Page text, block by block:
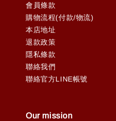
會員條款
購物流程(付款/物流)
本店地址
退款政策
隱私條款
聯絡我們
聯絡官方LINE帳號
Our mission